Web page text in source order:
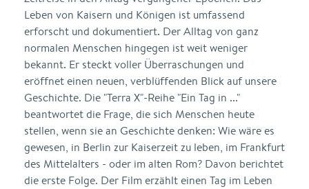
Leben von Kaisern und Königen ist umfassend
erforscht und dokumentiert. Der Alltag von ganz
normalen Menschen hingegen ist weit weniger
bekannt. Er steckt voller Überraschungen und
eröffnet einen neuen, verblüffenden Blick auf unsere
Geschichte. Die "Terra X"-Reihe "Ein Tag in ..."
beantwortet die Frage, die sich Menschen heute
stellen, wenn sie an Geschichte denken: Wie wäre es
gewesen, in Berlin zur Kaiserzeit zu leben, im Frankfurt
des Mittelalters - oder im alten Rom? Davon berichtet
die erste Folge. Der Film erzählt einen Tag im Leben